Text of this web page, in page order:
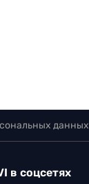
данных
в соцсетях